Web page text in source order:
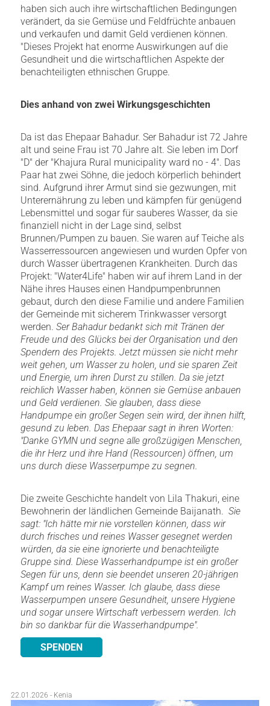
haben sich auch ihre wirtschaftlichen Bedingungen
verändert, da sie Gemüse und Feldfrüchte anbauen
und verkaufen und damit Geld verdienen können.
"Dieses Projekt hat enorme Auswirkungen auf die
Gesundheit und die wirtschaftlichen Aspekte der
benachteiligten ethnischen Gruppe.
Dies anhand von zwei Wirkungsgeschichten
Da ist das Ehepaar Bahadur. Ser Bahadur ist 72 Jahre
alt und seine Frau ist 70 Jahre alt. Sie leben im Dorf
"D" der "Khajura Rural municipality ward no - 4". Das
Paar hat zwei Söhne, die jedoch körperlich behindert
sind. Aufgrund ihrer Armut sind sie gezwungen, mit
Unterernährung zu leben und kämpfen für genügend
Lebensmittel und sogar für sauberes Wasser, da sie
finanziell nicht in der Lage sind, selbst
Brunnen/Pumpen zu bauen. Sie waren auf Teiche als
Wasserressourcen angewiesen und wurden Opfer von
durch Wasser übertragenen Krankheiten. Durch das
Projekt: "Water4Life" haben wir auf ihrem Land in der
Nähe ihres Hauses einen Handpumpenbrunnen
gebaut, durch den diese Familie und andere Familien
der Gemeinde mit sicherem Trinkwasser versorgt
werden.Ser Bahadur bedankt sich mit Tränen der
Freude und des Glücks bei der Organisation und den
Spendern des Projekts. Jetzt müssen sie nicht mehr
weit gehen, um Wasser zu holen, und sie sparen Zeit
und Energie, um ihren Durst zu stillen. Da sie jetzt
reichlich Wasser haben, können sie Gemüse anbauen
und Geld verdienen. Sie glauben, dass diese
Handpumpe ein großer Segen sein wird, der ihnen hilft,
gesund zu leben. Das Ehepaar sagt in ihren Worten:
"Danke GYMN und segne alle großzügigen Menschen,
die ihr Herz und ihre Hand (Ressourcen) öffnen, um
uns durch diese Wasserpumpe zu segnen.
Die zweite Geschichte handelt von Lila Thakuri, eine
Bewohnerin der ländlichen Gemeinde Baijanath.Sie
sagt: "Ich hätte mir nie vorstellen können, dass wir
durch frisches und reines Wasser gesegnet werden
würden, da sie eine ignorierte und benachteiligte
Gruppe sind. Diese Wasserhandpumpe ist ein großer
Segen für uns, denn sie beendet unseren 20-jährigen
Kampf um reines Wasser. Ich glaube, dass diese
Wasserpumpen unsere Gesundheit, unsere Hygiene
und sogar unsere Wirtschaft verbessern werden. Ich
bin so dankbar für die Wasserhandpumpe".
SPENDEN
22.01.2026 - Kenia